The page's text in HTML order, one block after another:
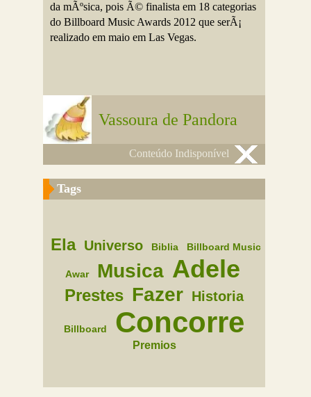
da mÃºsica, pois Ã© finalista em 18 categorias
do Billboard Music Awards 2012 que serÃ¡
realizado em maio em Las Vegas.
Vassoura de Pandora
Conteúdo Indisponível
Tags
Ela Universo Biblia Billboard Music
Awar Musica Adele
Prestes Fazer Historia
Billboard Concorre
Premios